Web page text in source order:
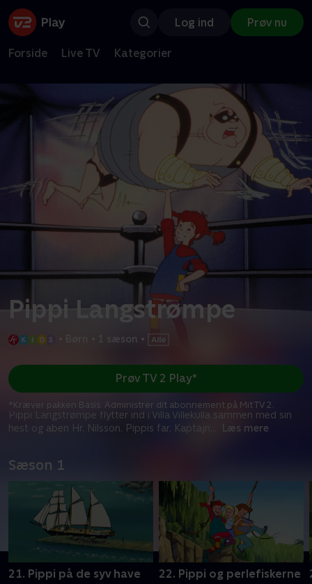
Log ind Prøv nu
Forside Live TV Kategorier
Pippi Langstrømpe
1 sæson •
Pippi Langstrømpe flytter ind i Villa Villekulla sammen med sin
hest og aben Hr. Nilsson. Pippis far, Kaptajn
Læs mere
Prøv TV 2 Play*
*Kræver pakken Basis. Administrer dit abonnement på Mit TV 2.
Sæson 1
21. Pippi på de syv have 22. Pippi og perlefiskerne